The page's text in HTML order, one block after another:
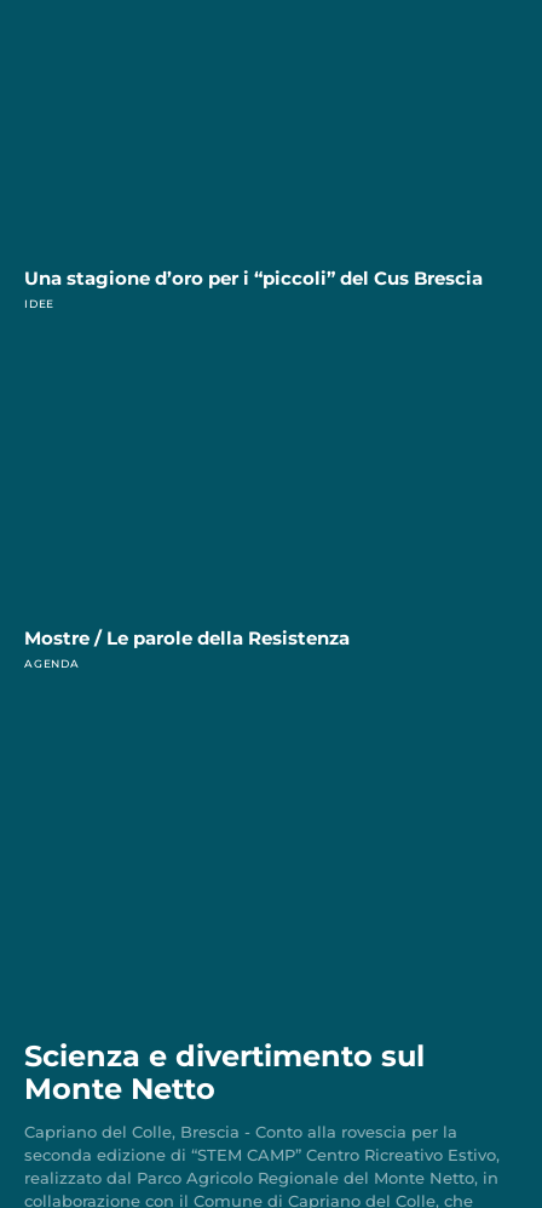
Una stagione d’oro per i “piccoli” del Cus Brescia
IDEE
Mostre / Le parole della Resistenza
AGENDA
Scienza e divertimento sul
Monte Netto
Capriano del Colle, Brescia - Conto alla rovescia per la
seconda edizione di “STEM CAMP” Centro Ricreativo Estivo,
realizzato dal Parco Agricolo Regionale del Monte Netto, in
collaborazione con il Comune di Capriano del Colle, che